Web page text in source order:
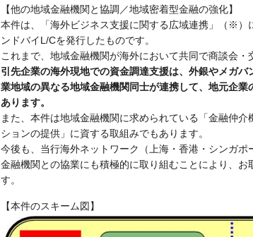
【他の地域金融機関と協調／地域密着型金融の強化】
本件は、「海外ビジネス支援に関する広域連携」（※）
ンドバイL/Cを発行したものです。
これまで、地域金融機関が海外において共同で商談会
引先企業の海外現地での資金調達支援は、外銀やメガ
業地域の異なる地域金融機関同士が連携して、地元企
あります。
また、本件は地域金融機関に求められている「金融仲
ションの提供」に資する取組みでもあります。
今後も、当行海外ネットワーク（上海・香港・シンガ
金融機関との協業にも積極的に取り組むことにより、
す。
【本件のスキーム図】